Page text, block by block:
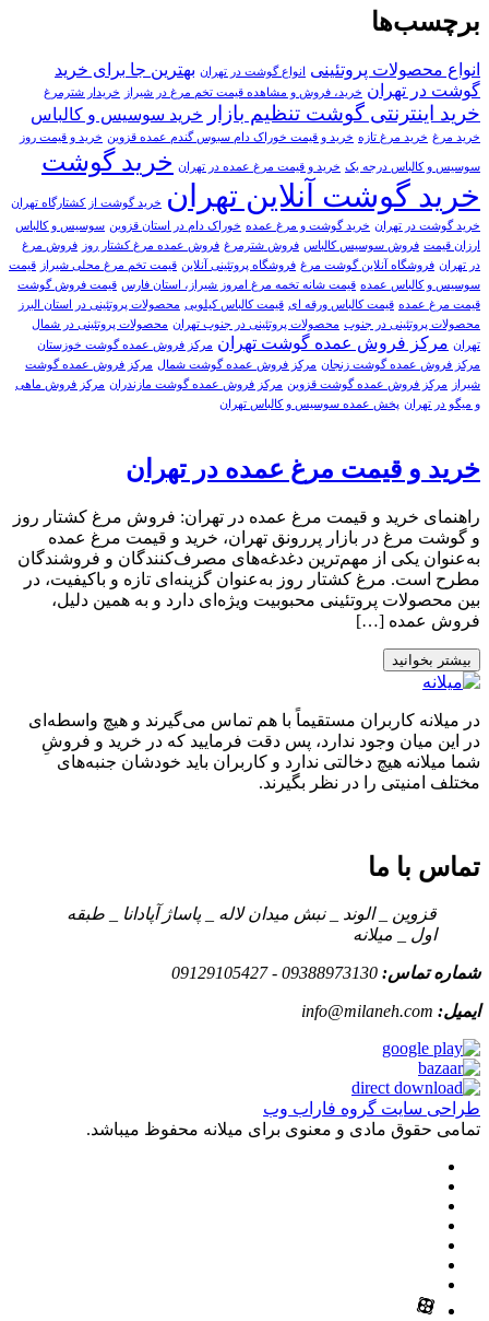
برچسب‌ها
انواع محصولات پروتئینی انواع گوشت در تهران بهترین جا برای خرید
گوشت در تهران خرید، فروش و مشاهده قیمت تخم مرغ در شیراز خریدار شترمرغ
خرید اینترنتی گوشت تنظیم بازار خرید سوسیس و کالباس
خرید مرغ خرید مرغ تازه خرید و قیمت خوراک دام سبوس گندم عمده قزوین خرید و قیمت روز
سوسیس و کالباس درجه یک خرید و قیمت مرغ عمده در تهران خرید گوشت
خرید گوشت آنلاین تهران
خرید گوشت از کشتارگاه تهران
خرید گوشت در تهران خرید گوشت و مرغ عمده خوراک دام در استان قزوین سوسیس و کالباس
ارزان قیمت فروش سوسیس کالباس فروش شترمرغ فروش عمده مرغ کشتار روز
فروش مرغ
در تهران فروشگاه آنلاین گوشت مرغ فروشگاه پروتئینی آنلاین قیمت تخم مرغ محلی شیراز
قیمت
سوسیس و کالباس عمده قیمت شانه تخمه مرغ امروز شیراز، استان فارس قیمت فروش گوشت
قیمت مرغ عمده قیمت کالباس ورقه ای قیمت کالباس کیلویی محصولات پروتئینی در استان البرز
محصولات پروتئینی در جنوب محصولات پروتئینی در جنوب تهران محصولات پروتئینی در شمال
تهران مرکز فروش عمده گوشت تهران مرکز فروش عمده گوشت خوزستان
مرکز فروش عمده گوشت زنجان مرکز فروش عمده گوشت شمال مرکز فروش عمده گوشت
شیراز
مرکز فروش عمده گوشت قزوین مرکز فروش عمده گوشت مازندران مرکز فروش ماهی
و میگو در تهران پخش عمده سوسیس و کالباس تهران
خرید و قیمت مرغ عمده در تهران
راهنمای خرید و قیمت مرغ عمده در تهران: فروش مرغ کشتار روز
و گوشت مرغ در بازار پررونق تهران، خرید و قیمت مرغ عمده
به‌عنوان یکی از مهم‌ترین دغدغه‌های مصرف‌کنندگان و فروشندگان
مطرح است. مرغ کشتار روز به‌عنوان گزینه‌ای تازه و باکیفیت، در
بین محصولات پروتئینی محبوبیت ویژه‌ای دارد و به همین دلیل،
فروش عمده […]
بیشتر بخوانید
در میلانه کاربران مستقیماً با هم تماس می‌گیرند و هیچ واسطه‌ای
در این میان وجود ندارد، پس دقت فرمایید که در خرید و فروشِ
شما میلانه هیچ دخالتی ندارد و کاربران باید خودشان جنبه‌های
مختلف امنیتی را در نظر بگیرند.
تماس با ما
قزوین _ الوند _ نبش میدان لاله _ پاساژ آپادانا _ طبقه
اول _ میلانه
شماره تماس: 09388973130 - 09129105427
ایمیل: info@milaneh.com
طراحی سایت گروه فاراب وب
تمامی حقوق مادی و معنوی برای میلانه محفوظ میباشد.